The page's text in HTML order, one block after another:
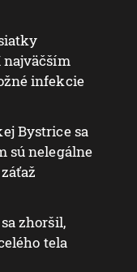
infekcie
Bystrice sa
sú nelegálne
zhoršil,
tela